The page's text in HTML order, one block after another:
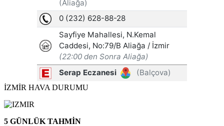
İZMİR HAVA DURUMU
5 GÜNLÜK TAHMİN